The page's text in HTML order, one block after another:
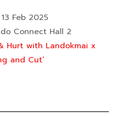
Feb 2025
Connect Hall 2
Hurt with Landokmai x
and Cut’